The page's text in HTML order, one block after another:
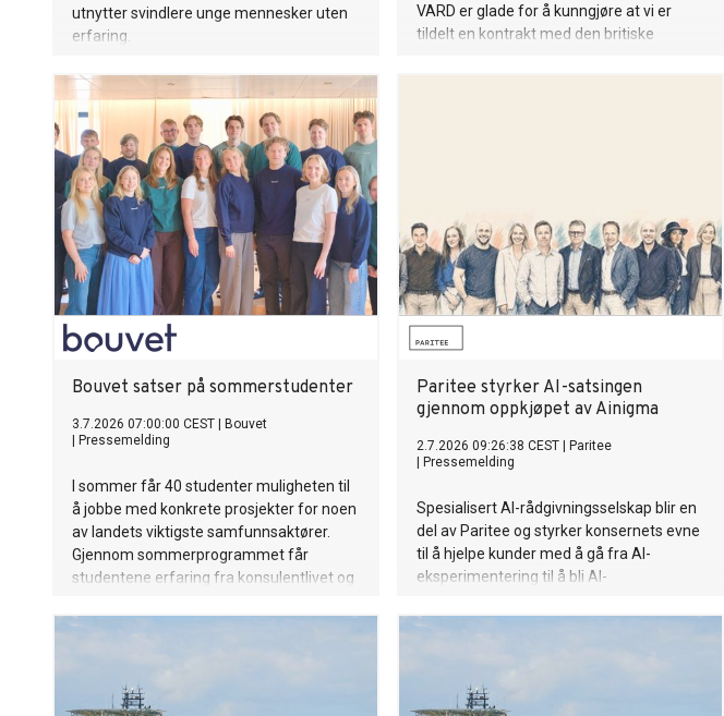
utnytter svindlere unge mennesker uten
erfaring.
VARD er glade for å kunngjøre at vi er
tildelt en kontrakt med den britiske
Bouvet satser på sommerstudenter
3.7.2026 07:00:00 CEST
Bouvet
Pressemelding
I sommer får 40 studenter muligheten til
å jobbe med konkrete prosjekter for noen
av landets viktigste samfunnsaktører.
Gjennom sommerprogrammet får
studentene erfaring fra konsulentlivet og
Paritee styrker AI-satsingen
gjennom oppkjøpet av Ainigma
2.7.2026 09:26:38 CEST
Paritee
Pressemelding
Spesialisert AI-rådgivningsselskap blir en
del av Paritee og styrker konsernets evne
til å hjelpe kunder med å gå fra AI-
eksperimentering til å bli AI-